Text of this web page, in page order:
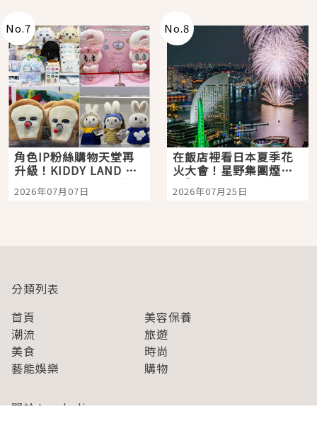
No.7
角色IP粉絲購物天堂再
升級！KIDDY LAND 原
宿店吉伊卡哇迎客，新
開幕 OMOKADO 店3分
2026年07月07日
No.8
在飯店裡看日本夏季花
火大會！星野集團煙火
景觀飯店6選，讓你不用
人擠人悠閒欣賞
2026年07月25日
分類列表
首頁
美容保養
潮流
旅遊
美食
時尚
藝能娛樂
購物
關於Japaholic